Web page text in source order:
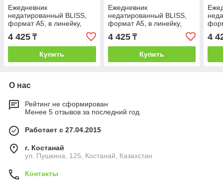
Ежедневник
недатированный BLISS,
формат А5, в линейку,
Бежевый, -, 24601 28
4 425 ₸
Купить
Ежедневник
недатированный BLISS,
формат А5, в линейку,
Зеленый, -, 24601 17
4 425₸
Купить
4
О нас
Рейтинг не сформирован
Менее 5 отзывов за последний год
Работает с 27.04.2015
г. Костанай
ул. Пушкина, 125, Костанай, Казахстан
Контакты